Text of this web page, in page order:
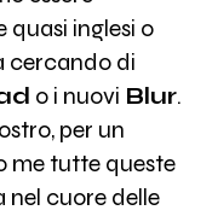
quasi inglesi o
cercando di
o i nuovi Blur.
per un
me tutte queste
cuore delle